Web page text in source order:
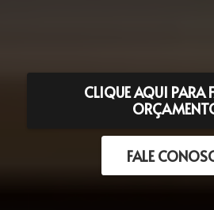
CLIQUE AQUI PARA
FALE